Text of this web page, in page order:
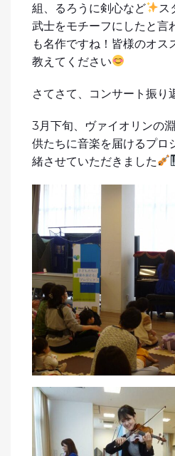
組、るろうに剣心など
ス
武士をモチーフにしたと言
も名作ですね！皆様のオス
教えてください
さてさて、コンサート振り
3月下旬、ヴァイオリンの
供たちに音楽を届けるプロ
緒させていただきました